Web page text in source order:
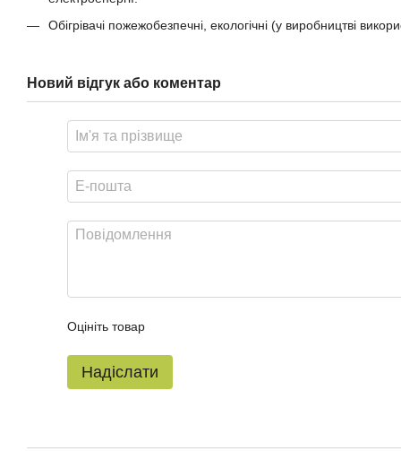
Обігрівачі пожежобезпечні, екологічні (у виробництві
Новий відгук або коментар
Оцініть товар
Надіслати